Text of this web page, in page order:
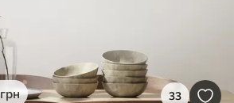
грн 33